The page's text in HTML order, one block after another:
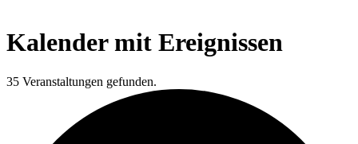
Kalender mit Ereignissen
35 Veranstaltungen gefunden.